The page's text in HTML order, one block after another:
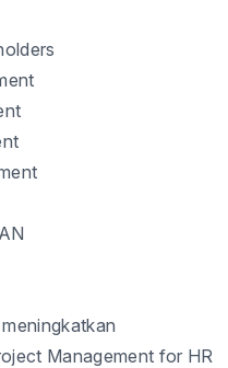
meningkatkan
Management for HR